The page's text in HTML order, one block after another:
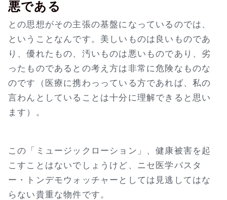
悪である
との思想がその主張の基盤になっているのでは、
ということなんです。美しいものは良いものであ
り、優れたもの、汚いものは悪いものであり、劣
ったものであるとの考え方は非常に危険なものな
のです（医療に携わっっている方であれば、私の
言わんとしていることは十分に理解できると思い
ます）。
この「ミュージックローション」、健康被害を起
こすことはないでしょうけど、ニセ医学バスタ
ー・トンデモウォッチャーとしては見逃してはな
らない貴重な物件です。